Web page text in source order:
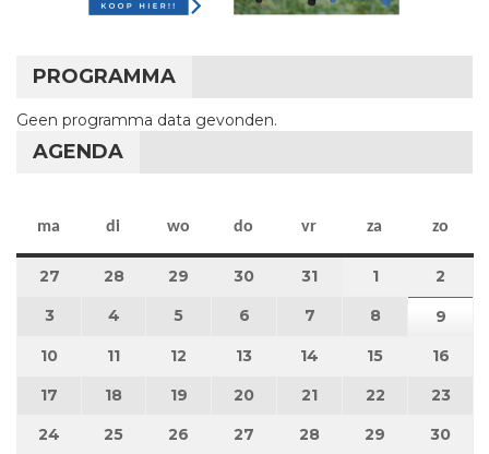
PROGRAMMA
Geen programma data gevonden.
AGENDA
ma maandag
di dinsdag
wo woensdag
do donderdag
vr vrijdag
za zaterdag
zo
27 27 juli 2026
28 28 juli 2026
29 29 juli 2026
30 30 juli 2026
31 31 juli 2026
11 augustus
2
3 3 augustus 2026
4 4 augustus 2026
5 5 augustus 2026
6 6 augustus 2026
7 7 augustus 2026
8 8 augustus
9
10 10 augustus 2026
11 11 augustus 2026
12 12 augustus 2026
13 13 augustus 2026
14 14 augustus 2026
15 15 16
17 17 augustus 2026
18 18 augustus 2026
19 19 augustus 2026
20 20 augustus 2026
21 21 augustus 2026
22 22 23
24 24 augustus 2026
25 25 augustus 2026
26 26 augustus 2026
27 27 augustus 2026
28 28 augustus 2026
29 29 30